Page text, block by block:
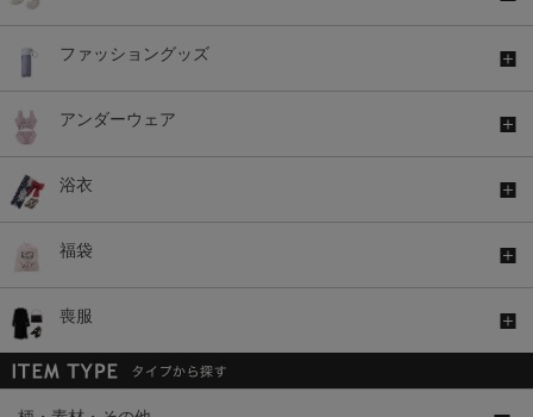
ファッショングッズ
アンダーウェア
浴衣
福袋
喪服